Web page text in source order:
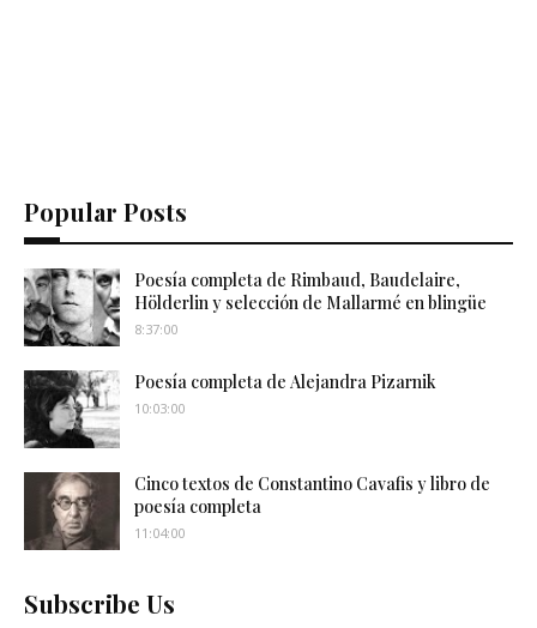
Popular Posts
Poesía completa de Rimbaud, Baudelaire,
Hölderlin y selección de Mallarmé en blingüe
8:37:00
Poesía completa de Alejandra Pizarnik
10:03:00
Cinco textos de Constantino Cavafis y libro de
poesía completa
11:04:00
Subscribe Us